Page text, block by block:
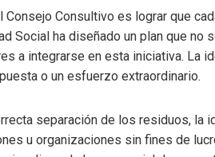
Consultivo es lograr que
Social ha diseñado un plan que no
a integrarse en esta iniciativa. La
o un esfuerzo extraordinario.
separación de los residuos, la
u organizaciones sin fines de